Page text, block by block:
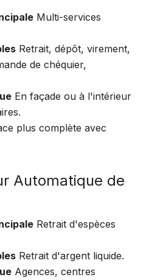
Multi-services
Retrait, dépôt, virement,
de chéquier,
En façade ou à l'intérieur
plus complète avec
Automatique de
Retrait d'espèces
Retrait d'argent liquide.
Agences, centres